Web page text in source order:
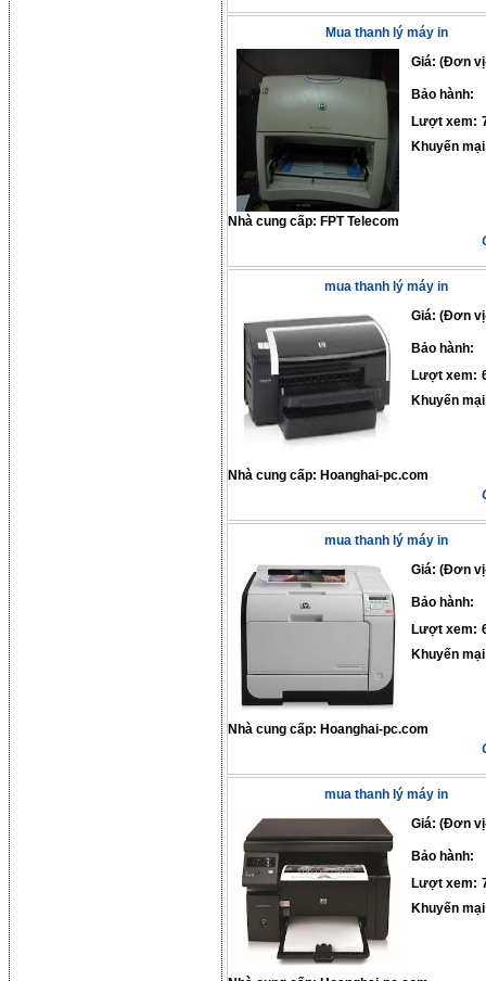
Mua thanh lý máy in
Giá: (Đơn
Bảo hành:
Lượt xem:
Khuyến
Nhà cung cấp: FPT Telecom
mua thanh lý máy in
Giá: (Đơn
Bảo hành:
Lượt xem:
Khuyến
Nhà cung cấp: Hoanghai-pc.com
mua thanh lý máy in
Giá: (Đơn
Bảo hành:
Lượt xem:
Khuyến
Nhà cung cấp: Hoanghai-pc.com
mua thanh lý máy in
Giá: (Đơn
Bảo hành:
Lượt xem:
Khuyến